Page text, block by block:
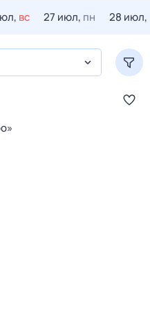
вс 27 июл, пн 28 июл,